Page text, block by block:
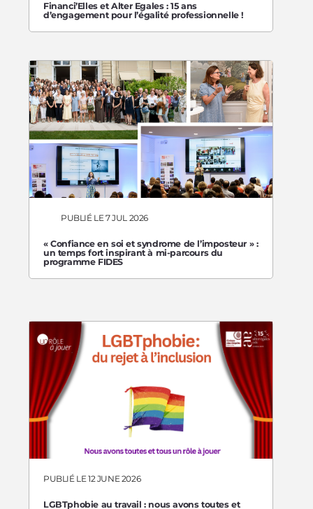
Financi’Elles et Alter Egales : 15 ans
d’engagement pour l’égalité professionnelle !
« Confiance en soi et syndrome de l’imposteur » :
un temps fort inspirant à mi-parcours du
programme FIDES
PUBLIÉ LE 7 JUL 2026
LGBTphobie au travail : nous avons toutes et
PUBLIÉ LE 12 JUNE 2026